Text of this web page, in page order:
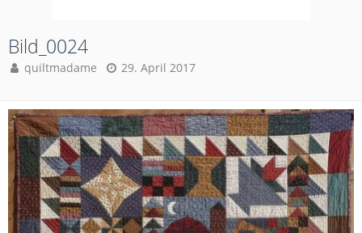
Bild_0024
quiltmadame 29. April 2017